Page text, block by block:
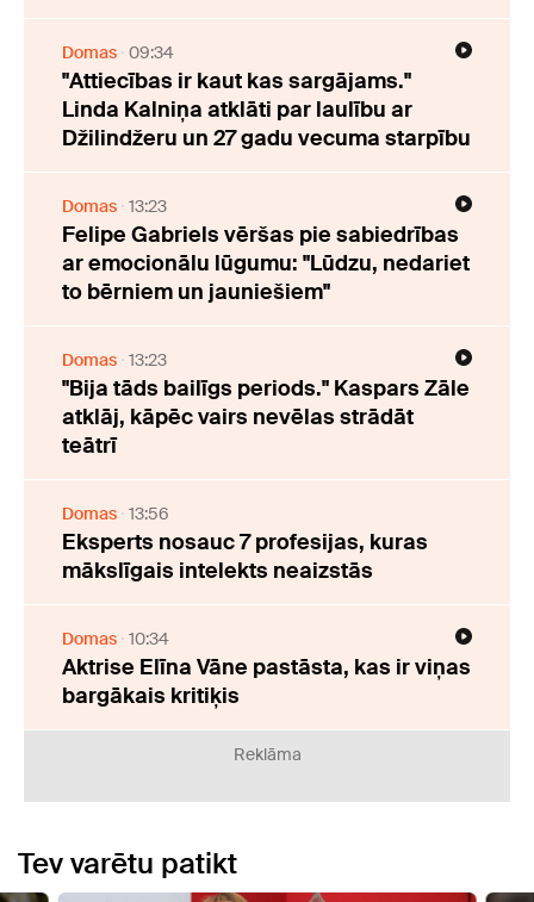
Domas 09:34
"Attiecības ir kaut kas sargājams."
Linda Kalniņa atklāti par laulību ar
Džilindžeru un 27 gadu vecuma starpību
Domas 13:23
Felipe Gabriels vēršas pie sabiedrības
ar emocionālu lūgumu: "Lūdzu, nedariet
to bērniem un jauniešiem"
Domas 13:23
"Bija tāds bailīgs periods." Kaspars Zāle
atklāj, kāpēc vairs nevēlas strādāt
teātrī
Domas 13:56
Eksperts nosauc 7 profesijas, kuras
mākslīgais intelekts neaizstās
Domas 10:34
Aktrise Elīna Vāne pastāsta, kas ir viņas
bargākais kritiķis
Reklāma
Tev varētu patikt